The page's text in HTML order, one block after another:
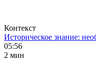
Контекст
Историческое знание:
05:56
2 мин